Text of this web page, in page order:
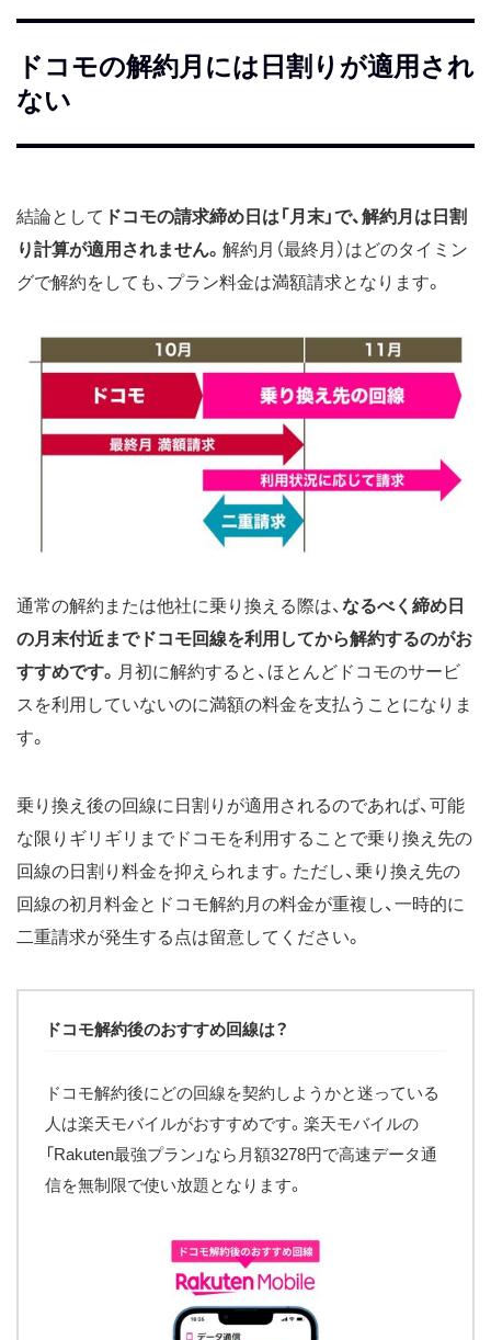
ドコモの解約月には日割りが適用され
ない
結論として ドコモの請求締め日は「月末」で、解約月は日割
り計算が適用されません。 解約月（最終月）はどのタイミン
グで解約をしても、プラン料金は満額請求となります。
通常の解約または他社に乗り換える際は、 なるべく締め日
の月末付近までドコモ回線を利用してから解約するのがお
すすめです。 月初に解約すると、ほとんどドコモのサービ
スを利用していないのに満額の料金を支払うことになりま
す。
乗り換え後の回線に日割りが適用されるのであれば、可能
な限りギリギリまでドコモを利用することで乗り換え先の
回線の日割り料金を抑えられます。ただし、乗り換え先の
回線の初月料金とドコモ解約月の料金が重複し、一時的に
二重請求が発生する点は留意してください。
ドコモ解約後のおすすめ回線は？
ドコモ解約後にどの回線を契約しようかと迷っている
人は楽天モバイルがおすすめです。楽天モバイルの
「Rakuten最強プラン」なら月額3278円で高速データ通
信を無制限で使い放題となります。